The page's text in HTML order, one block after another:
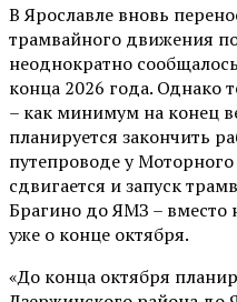
В Ярославле вновь
трамвайного движения
неоднократно
конца 2026 года. Однако
– как минимум на конец
планируется закончить
путепроводе у
сдвигается и запуск
Брагино до ЯМЗ – вместо
уже о конце октября.
«До конца октября